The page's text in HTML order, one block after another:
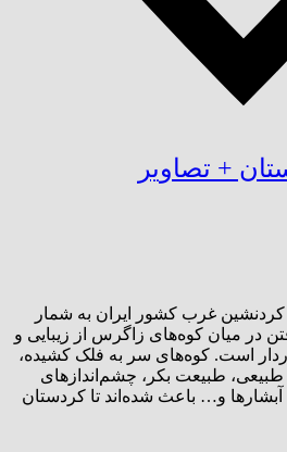
+ تصاویر
غرب کشور ایران به شمار
در میان کوه‌های زاگرس از زیبایی و
است. کوه‌های سر به فلک کشیده،
طبیعت بکر، چشم‌اندازهای
و… باعث شده‌اند تا کردستان